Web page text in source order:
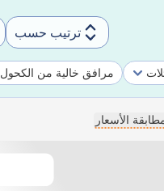
ترتيب حسب
مرافق خالية من الكحول
الأسعار